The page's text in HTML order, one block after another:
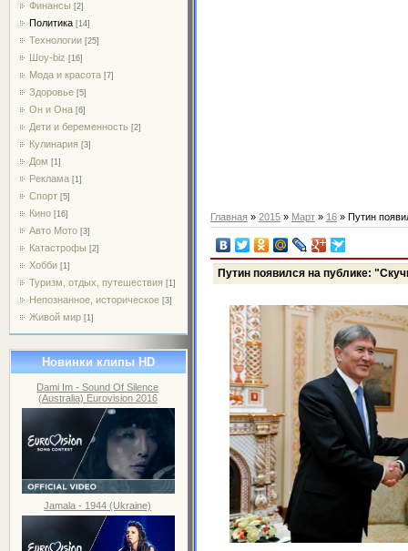
Финансы [2]
Политика [14]
Технологии [25]
Шоу-biz [16]
Мода и красота [7]
Здоровье [5]
Он и Она [6]
Дети и беременность [2]
Кулинария [3]
Дом [1]
Реклама [1]
Спорт [5]
Кино [16]
Авто Мото [3]
Катастрофы [2]
Хобби [1]
Туризм, отдых, путешествия [1]
Непознанное, историческое [3]
Живой мир [1]
Новинки клипы HD
Dami Im - Sound Of Silence
(Australia) Eurovision 2016
Jamala - 1944 (Ukraine)
Главная » 2015 » Март » 16» Путин
Путин появился на публике: